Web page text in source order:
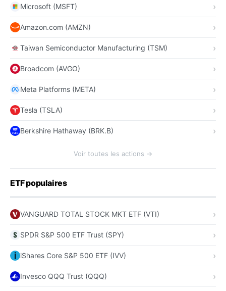
Microsoft (MSFT)
Amazon.com (AMZN)
Taiwan Semiconductor Manufacturing (TSM)
Broadcom (AVGO)
Meta Platforms (META)
Tesla (TSLA)
Berkshire Hathaway (BRK.B)
Voir toutes les actions →
ETF populaires
VANGUARD TOTAL STOCK MKT ETF (VTI)
SPDR S&P 500 ETF Trust (SPY)
iShares Core S&P 500 ETF (IVV)
Invesco QQQ Trust (QQQ)